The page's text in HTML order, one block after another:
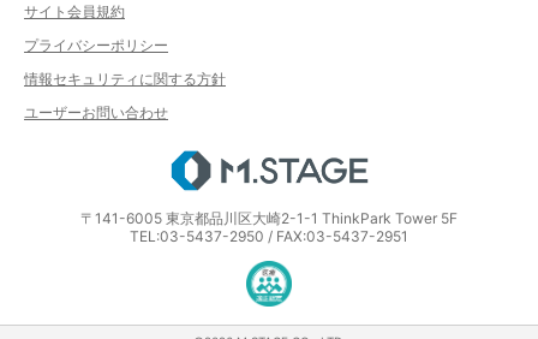
サイト会員規約
プライバシーポリシー
情報セキュリティに関する方針
ユーザーお問い合わせ
〒141-6005 東京都品川区大崎2-1-1 ThinkPark Tower 5F
TEL:03-5437-2950 / FAX:03-5437-2951